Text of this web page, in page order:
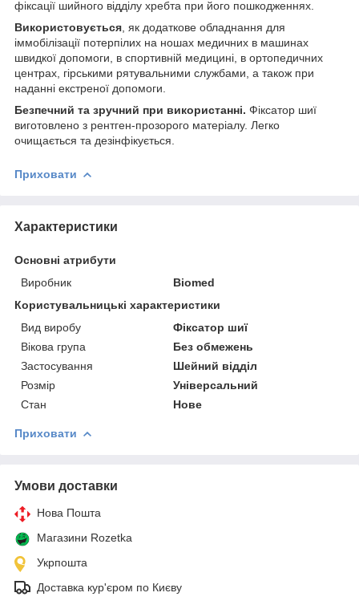
фіксації шийного відділу хребта при його пошкодженнях.
Використовується , як додаткове обладнання для
іммобілізації потерпілих на ношах медичних в машинах
швидкої допомоги, в спортивній медицині, в ортопедичних
центрах, гірськими рятувальними службами, а також при
наданні екстреної допомоги.
Безпечний та зручний при використанні. Фіксатор шиї
виготовлено з рентген-прозорого матеріалу. Легко
очищається та дезінфікується.
Приховати
Характеристики
Основні атрибути
Виробник
Biomed
Користувальницькі характеристики
Вид виробу
Фіксатор шиї
Вікова група
Без обмежень
Застосування
Шейний відділ
Розмір
Універсальний
Стан
Нове
Приховати
Умови доставки
Нова Пошта
Магазини Rozetka
Укрпошта
Доставка кур'єром по Києву